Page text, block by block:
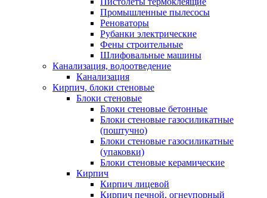
Промышленные пылесосы
Реноваторы
Рубанки электрические
Фены строительные
Шлифовальные машины
Канализация, водоотведение
Канализация
Кирпич, блоки стеновые
Блоки стеновые
Блоки стеновые бетонные
Блоки стеновые газосиликатные
(поштучно)
Блоки стеновые газосиликатные
(упаковки)
Блоки стеновые керамические
Кирпич
Кирпич лицевой
Кирпич печной, огнеупорный